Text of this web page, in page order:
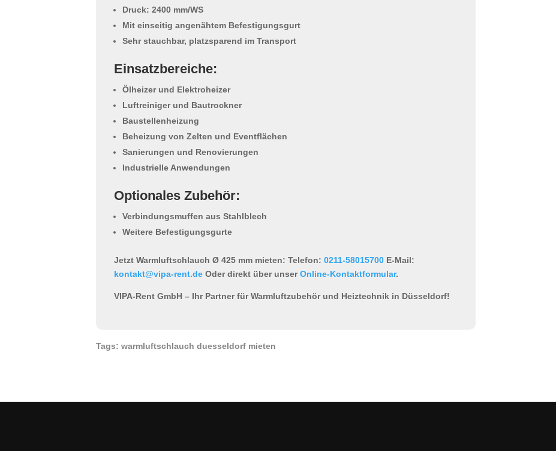
Druck: 2400 mm/WS
Mit einseitig angenähtem Befestigungsgurt
Sehr stauchbar, platzsparend im Transport
Einsatzbereiche:
Ölheizer und Elektroheizer
Luftreiniger und Bautrockner
Baustellenheizung
Beheizung von Zelten und Eventflächen
Sanierungen und Renovierungen
Industrielle Anwendungen
Optionales Zubehör:
Verbindungsmuffen aus Stahlblech
Weitere Befestigungsgurte
Jetzt Warmluftschlauch Ø 425 mm mieten: Telefon:0211-58015700 E-Mail:
kontakt@vipa-rent.de Oder direkt über unserOnline-Kontaktformular.
VIPA-Rent GmbH – Ihr Partner für Warmluftzubehör und Heiztechnik in Düsseldorf!
Tags: warmluftschlauch duesseldorf mieten